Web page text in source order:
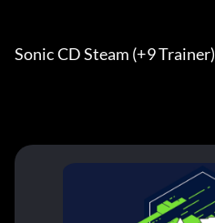
Sonic CD Steam (+9 Trainer)